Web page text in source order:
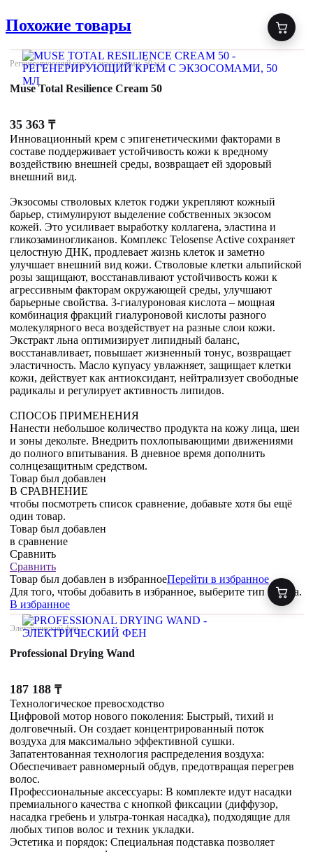
Похожие товары
Регенерирующий крем с экзосомами, 50 мл
Muse Total Resilience Cream 50
35 363 ₸
Инновационный крем с эпигенетическими факторами в
составе поддерживает устойчивость кожи к вредному
воздействию внешней среды, возвращает ей здоровый
внешний вид.
Экзосомы стволовых клеток годжи укрепляют кожный
барьер, стимулируют выделение собственных экзосом
кожей. Это усиливает выработку коллагена, эластина и
гликозаминогликанов. Комплекс Telosense Active сохраняет
целостную ДНК, продлевает жизнь клеток и заметно
улучшает внешний вид кожи. Стволовые клетки альпийской
розы защищают, восстанавливают устойчивость кожи к
агрессивным факторам окружающей среды, улучшают
барьерные свойства. 3-гиалуроновая кислота – мощная
комбинация фракций гиалуроновой кислоты разного
молекулярного веса воздействует на разные слои кожи.
Экстракт льна оптимизирует липидный баланс,
восстанавливает, повышает жизненный тонус, возвращает
эластичность. Масло купуасу увлажняет, защищает клетки
кожи, действует как антиоксидант, нейтрализует свободные
радикалы и регулирует активность липидов.
СПОСОБ ПРИМЕНЕНИЯ
Нанести небольшое количество продукта на кожу лица, шеи
и зоны декольте. Внедрить похлопывающими движениями
до полного впитывания. В дневное время дополнить
солнцезащитным средством.
Товар был добавлен
В СРАВНЕНИЕ
чтобы посмотреть список сравнение, добавьте хотя бы ещё
один товар.
Товар был добавлен
в сравнение
Сравнить
Сравнить
Товар был добавлен в избранноеПерейти в избранное
Для того, чтобы добавить в избранное, выберите тип товара.
В избранное
Электрический фен
Professional Drying Wand
187 188 ₸
Технологическое превосходство
Цифровой мотор нового поколения: Быстрый, тихий и
долговечный. Он создает концентрированный поток
воздуха для максимально эффективной сушки.
Запатентованная технология распределения воздуха:
Обеспечивает равномерный обдув, предотвращая перегрев
волос.
Профессиональные аксессуары: В комплекте идут насадки
премиального качества с кнопкой фиксации (диффузор,
насадка гребень и ультра-тонкая насадка), подходящие для
любых типов волос и техник укладки.
Эстетика и порядок: Специальная подставка позволяет